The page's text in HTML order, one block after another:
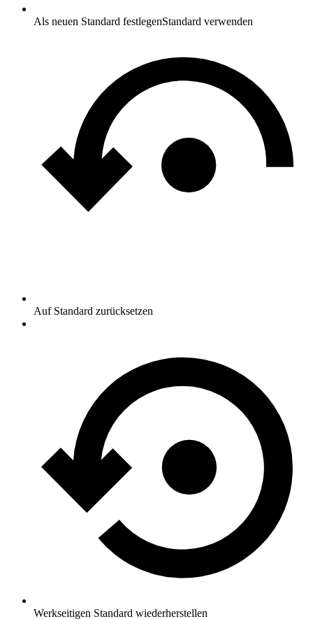
Als neuen Standard festlegenStandard verwenden
Auf Standard zurücksetzen
Werkseitigen Standard wiederherstellen